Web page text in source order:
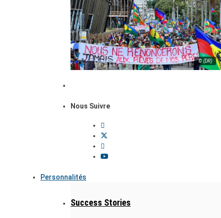
© (DR)
Nous Suivre
Personnalités
Success Stories